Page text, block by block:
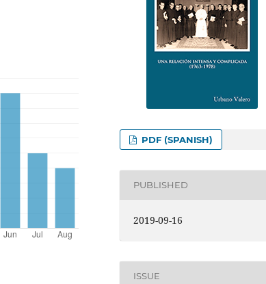
PDF (SPANISH)
PUBLISHED
2019-09-16
ISSUE